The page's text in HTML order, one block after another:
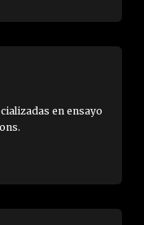
en ensayo